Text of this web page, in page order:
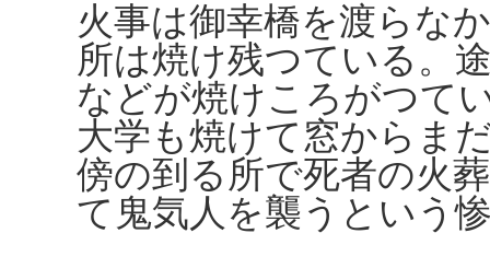
火事は御幸橋を渡らな
所は焼け残つている。
などが焼けころがつて
大学も焼けて窓からま
傍の到る所で死者の火
て鬼気人を襲うという